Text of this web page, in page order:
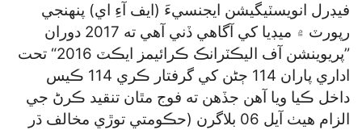
فيڊرل انويسٽيگيشن ايجنسيءَ (ايف آءِ اي) پنهنجي
رپورٽ ۾ ميڊيا کي آگاهي ڏني آهي ته 2017 دوران
”پريوينشن آف اليڪٽرانڪ ڪرائيمز ايڪٽ 2016“ تحت
اداري پاران 114 ڄڻن کي گرفتار ڪري 114 ڪيس
داخل ڪيا ويا آهن جڏهن ته فوج مٿان تنقيد ڪرڻ جي
الزام هيٺ آيل 06 بلاگرن (حڪومتي توڙي مخالف ڌر